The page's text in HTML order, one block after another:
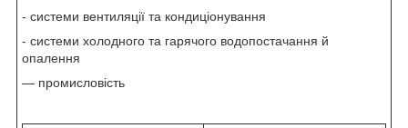
- системи вентиляції та кондиціонування
- системи холодного та гарячого водопостачання й
опалення
— промисловість